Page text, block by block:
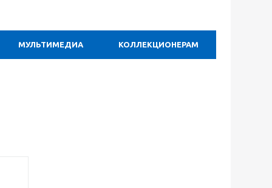
МУЛЬТИМЕДИА КОЛЛЕКЦИОНЕРАМ